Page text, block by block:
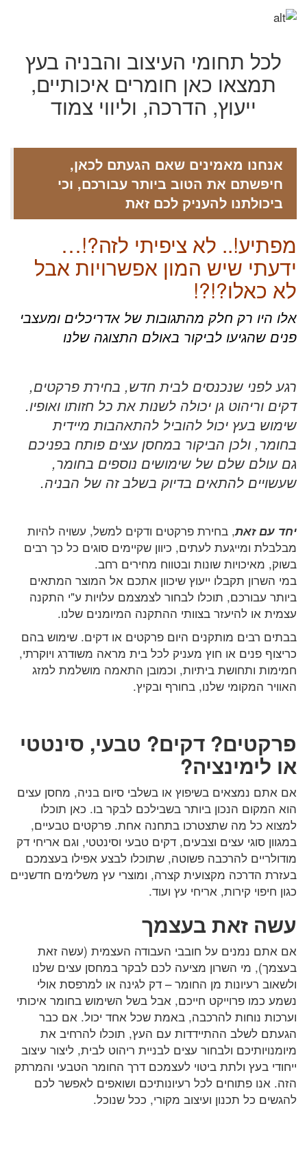
לכל תחומי העיצוב והבניה בעץ
תמצאו כאן חומרים איכותיים,
ייעוץ, הדרכה, וליווי צמוד
אנחנו מאמינים שאם הגעתם לכאן,
חיפשתם את הטוב ביותר עבורכם, וכי
ביכולתנו להעניק לכם זאת
מפתיע!.. לא ציפיתי לזה?!…
ידעתי שיש המון אפשרויות אבל
לא כאלו?!?!
אלו היו רק חלק מהתגובות של אדריכלים ומעצבי
פנים שהגיעו לביקור באולם התצוגה שלנו
רגע לפני שנכנסים לבית חדש, בחירת פרקטים,
דקים וריהוט גן יכולה לשנות את כל חזותו ואופיו.
שימוש בעץ יכול להוביל להתאהבות מיידית
בחומר, ולכן הביקור במחסן עצים פותח בפניכם
גם עולם שלם של שימושים נוספים בחומר,
שעשויים להתאים בדיוק בשלב זה של הבניה.
יחד עם זאת, בחירת פרקטים ודקים למשל, עשויה להיות
מבלבלת ומייגעת לעתים, כיוון שקיימים סוגים כל כך רבים
בשוק, מאיכויות שונות ובטווח מחירים רחב.
במי השרון תקבלו ייעוץ שיכוון אתכם אל המוצר המתאים
ביותר עבורכם, תוכלו לבחור לצמצמם עלויות ע"י התקנה
עצמית או להיעזר בצוותי ההתקנה המיומנים שלנו.
בבתים רבים מותקנים היום פרקטים או דקים. שימוש בהם
כריצוף פנים או חוץ מעניק לכל בית מראה משודרג ויוקרתי,
חמימות ותחושת ביתיות, וכמובן התאמה מושלמת למזג
האוויר המקומי שלנו, בחורף ובקיץ.
פרקטים? דקים? טבעי, סינטטי
או לימינציה?
אם אתם נמצאים בשיפוץ או בשלבי סיום בניה, מחסן עצים
הוא המקום הנכון ביותר בשבילכם לבקר בו. כאן תוכלו
למצוא כל מה שתצטרכו בתחנה אחת. פרקטים טבעיים,
במגוון סוגי עצים וצבעים, דקים טבעי וסינטטי, וגם אריחי דק
מודולריים להרכבה פשוטה, שתוכלו לבצע אפילו בעצמכם
בעזרת הדרכה מקצועית קצרה, ומוצרי עץ משלימים חדשניים
כגון חיפוי קירות, אריחי עץ ועוד.
עשה זאת בעצמך
אם אתם נמנים על חובבי העבודה העצמית (עשה זאת
בעצמך), מי השרון מציעה לכם לבקר במחסן עצים שלנו
ולשאוב רעיונות מן החומר – דק לגינה או למרפסת אולי
נשמע כמו פרוייקט חייכם, אבל בשל השימוש בחומר איכותי
וערכות נוחות להרכבה, באמת שכל אחד יכול. אם כבר
הגעתם לשלב ההתיידדות עם העץ, תוכלו להרחיב את
מיומנויותיכם ולבחור עצים לבניית ריהוט לבית, ליצור עיצוב
ייחודי בעץ ולתת ביטוי לעצמכם דרך החומר הטבעי והמרתק
הזה. אנו פתוחים לכל רעיונותיכם ושואפים לאפשר לכם
להגשים כל תכנון ועיצוב מקורי, ככל שנוכל.